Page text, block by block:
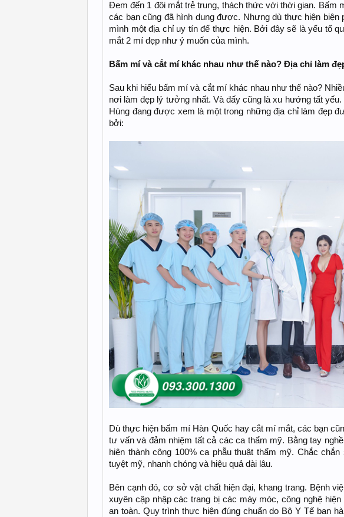
Đem đến 1 đôi mắt trẻ trung, thách thức với thời gian. Bấm
các bạn cũng đã hình dung được. Nhưng dù thực hiện biện
mình một địa chỉ uy tín để thực hiện. Bởi đây sẽ là yếu tố
mắt 2 mí đẹp như ý muốn của mình.
Bấm mí và cắt mí khác nhau như thế nào? Địa chỉ làm
Sau khi hiểu bấm mí và cắt mí khác nhau như thế nào?
nơi làm đẹp lý tưởng nhất. Và đấy cũng là xu hướng tất
Hùng đang được xem là một trong những địa chỉ làm đẹp
bởi:
Dù thực hiện bấm mí Hàn Quốc hay cắt mí mắt, các bạn
tư vấn và đảm nhiệm tất cả các ca thẩm mỹ. Bằng tay
hiện thành công 100% ca phẫu thuật thẩm mỹ. Chắc
tuyệt mỹ, nhanh chóng và hiệu quả dài lâu.
Bên cạnh đó, cơ sở vật chất hiện đại, khang trang. Bệnh
xuyên cập nhập các trang bị các máy móc, công nghệ
an toàn. Quy trình thực hiện đúng chuẩn do Bộ Y Tế ban